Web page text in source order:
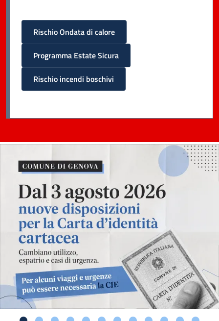
Rischio Ondata di calore
Programma Estate Sicura
Rischio incendi boschivi